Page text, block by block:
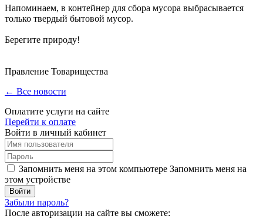
Напоминаем, в контейнер для сбора мусора выбрасывается
только твердый бытовой мусор.
Берегите природу!
Правление Товарищества
← Все новости
Оплатите услуги на сайте
Перейти к оплате
Войти в личный кабинет
Запомнить меня на этом компьютере Запомнить меня на
этом устройстве
Забыли пароль?
После авторизации на сайте вы сможете: